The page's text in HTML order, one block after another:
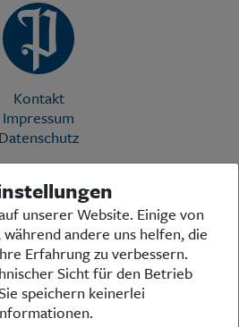
Kontakt
Impressum
Datenschutz
(PAZ) ist eine einzigartige Stimme
Woche für Woche berichtet sie
in Politik, Kultur und Wirtschaft und
Entwicklungen unserer Gesellschaft
sich die Redaktion dem traditionellen
Das alte Preußen stand und
Toleranz, für Heimatliebe
und intellektuelle
unserer Website. Einige von
andere uns helfen, die
Erfahrung zu verbessern.
Sicht für den Betrieb
speichern keinerlei